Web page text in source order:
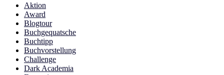
Aktion
Award
Blogtour
Buchgequatsche
Buchtipp
Buchvorstellung
Challenge
Dark Academia